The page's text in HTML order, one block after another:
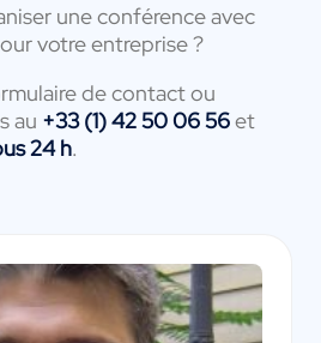
une conférence avec
votre entreprise ?
de contact ou
au +33 (1) 42 50 06 56et
24 h.